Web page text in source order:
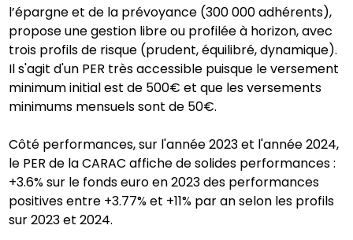
l’épargne et de la prévoyance (300 000 adhérents),
propose une gestion libre ou profilée à horizon, avec
trois profils de risque (prudent, équilibré, dynamique).
Il s'agit d'un PER très accessible puisque le versement
minimum initial est de 500€ et que les versements
minimums mensuels sont de 50€.
Côté performances, sur l'année 2023 et l'année 2024,
le PER de la CARAC affiche de solides performances :
+3.6% sur le fonds euro en 2023 des performances
positives entre +3.77% et +11% par an selon les profils
sur 2023 et 2024.